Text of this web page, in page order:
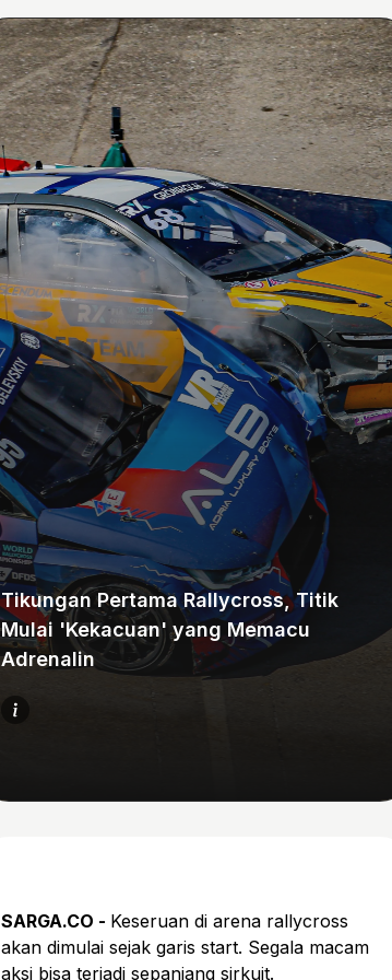
Tikungan Pertama Rallycross, Titik
Mulai 'Kekacuan' yang Memacu
Adrenalin
SARGA.CO - Keseruan di arena rallycross
akan dimulai sejak garis start. Segala macam
aksi bisa terjadi sepanjang sirkuit.